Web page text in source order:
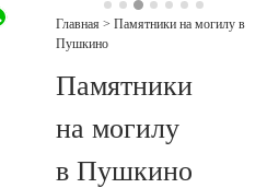
Главная > Памятники на могилу в
Пушкино
Памятники
на могилу
в Пушкино